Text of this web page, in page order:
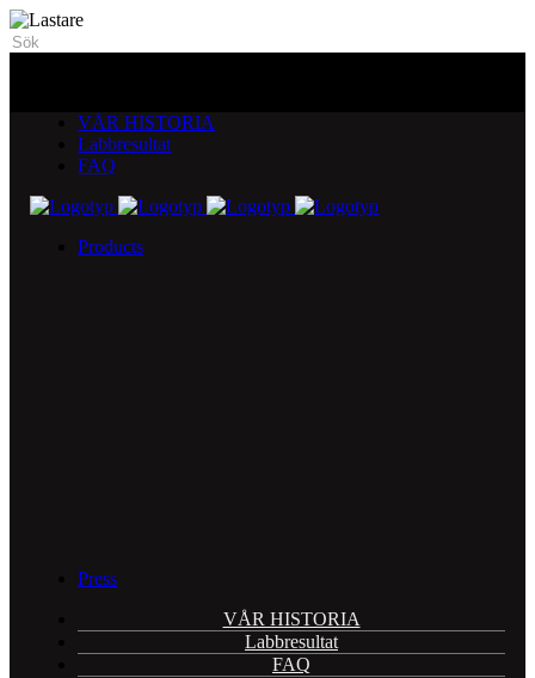
VÅR HISTORIA
Labbresultat
FAQ
Products
Press
VÅR HISTORIA
Labbresultat
FAQ